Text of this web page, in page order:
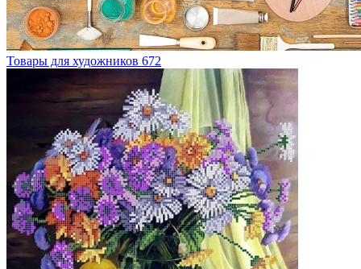
Товары для художников 672